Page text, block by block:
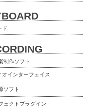
ド
制作ソフト
オインターフェイス
ソフト
ェクトプラグイン